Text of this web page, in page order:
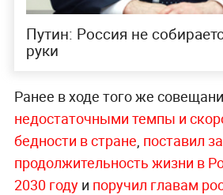
Путин: Россия не
руки
Ранее в ходе того же
недостаточными темпы и
бедности в стране, поставил
продолжительность жизни в
2030 году и поручил главам